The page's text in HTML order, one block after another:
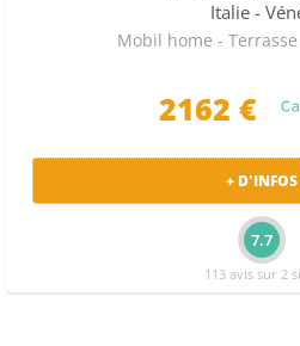
Italie -
Mobil home -
2162 €
+
7.7
113 avis sur 2